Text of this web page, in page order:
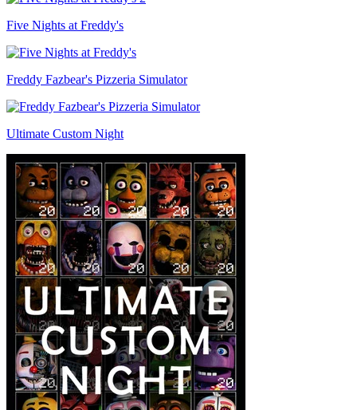
Five Nights at Freddy's
Freddy Fazbear's Pizzeria Simulator
Ultimate Custom Night